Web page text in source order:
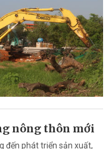
nông thôn mới
đến phát triển sản xuất,